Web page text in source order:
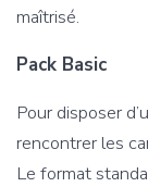
maîtrisé.
Pack Basic
Pour disposer
rencontrer les
Le format